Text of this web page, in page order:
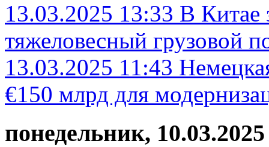
13.03.2025 13:33 В Китае
тяжеловесный грузовой
13.03.2025 11:43
€150 млрд для
понедельник, 10.03.2025